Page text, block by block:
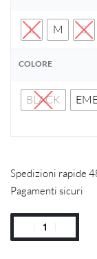
L M S
COLORE
BLACK
Spedizioni rapide
Pagamenti sicuri